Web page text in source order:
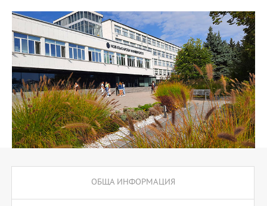
Обучението се провежда изцяло на английски език.
Програмата предлага подготвителен блок за кандидати от
други области.
ОБЩА ИНФОРМАЦИЯ